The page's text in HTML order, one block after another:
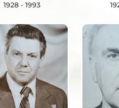
1928 - 1993